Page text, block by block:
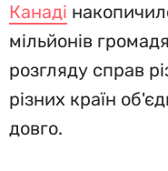
Канаді
мільйонів
розгляду справ
різних країн
довго.